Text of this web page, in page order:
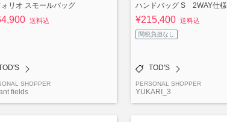
ォリオ スモールバッグ
送料込
SHOPPER
fields
ハンドバッグ S 2WAY仕様
¥215,400 送料込
関税負担なし
TOD'S
PERSONAL SHOPPER
YUKARI_3